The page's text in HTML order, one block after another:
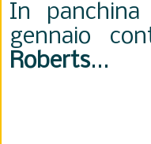
In
gennaio
Roberts...